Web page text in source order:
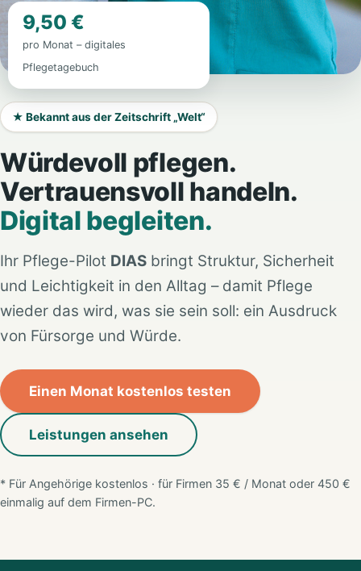
★ Bekannt aus der Zeitschrift „Welt“
Würdevoll pflegen.
Vertrauensvoll handeln.
Digital begleiten.
Ihr Pflege-Pilot DIAS bringt Struktur, Sicherheit
und Leichtigkeit in den Alltag – damit Pflege
wieder das wird, was sie sein soll: ein Ausdruck
von Fürsorge und Würde.
Einen Monat kostenlos testen
Leistungen ansehen
* Für Angehörige kostenlos · für Firmen 35 € / Monat oder 450 €
einmalig auf dem Firmen-PC.
9,50 €
pro Monat – digitales
Pflegetagebuch